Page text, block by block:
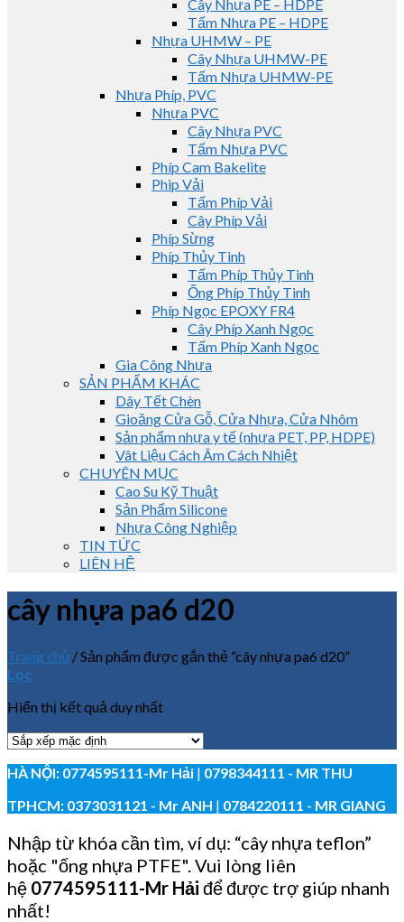
Cây Nhựa PE – HDPE
Tấm Nhựa PE – HDPE
Nhựa UHMW – PE
Cây Nhựa UHMW-PE
Tấm Nhựa UHMW-PE
Nhựa Phíp, PVC
Nhựa PVC
Cây Nhựa PVC
Tấm Nhựa PVC
Phíp Cam Bakelite
Phip Vải
Tấm Phíp Vải
Cây Phíp Vải
Phíp Sừng
Phíp Thủy Tinh
Tấm Phíp Thủy Tinh
Ống Phíp Thủy Tinh
Phíp Ngọc EPOXY FR4
Cây Phíp Xanh Ngọc
Tấm Phíp Xanh Ngọc
Gia Công Nhựa
SẢN PHẨM KHÁC
Dây Tết Chèn
Gioăng Cửa Gỗ, Cửa Nhựa, Cửa Nhôm
Sản phẩm nhựa y tế (nhựa PET, PP, HDPE)
Vât Liệu Cách Âm Cách Nhiệt
CHUYÊN MỤC
Cao Su Kỹ Thuật
Sản Phẩm Silicone
Nhựa Công Nghiệp
TIN TỨC
LIÊN HỆ
cây nhựa pa6 d20
Trang chủ /Sản phẩm được gắn thẻ “cây nhựa pa6 d20”
Lọc
Hiển thị kết quả duy nhất
HÀ NỘI: 0774595111-Mr Hải | 0798344111 - MR THU
TPHCM: 0373031121 - Mr ANH | 0784220111 - MR GIANG
Nhập từ khóa cần tìm, ví dụ: “cây nhựa teflon”
hoặc "ống nhựa PTFE". Vui lòng liên
hệ 0774595111-Mr Hải để được trợ giúp nhanh
nhất!